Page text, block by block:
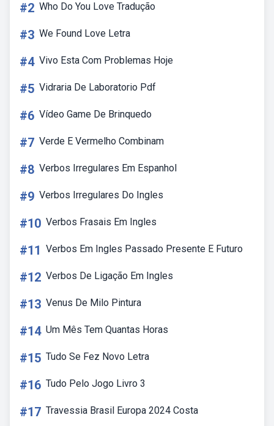
#2 Who Do You Love Tradução
#3 We Found Love Letra
#4 Vivo Esta Com Problemas Hoje
#5 Vidraria De Laboratorio Pdf
#6 Vídeo Game De Brinquedo
#7 Verde E Vermelho Combinam
#8 Verbos Irregulares Em Espanhol
#9 Verbos Irregulares Do Ingles
#10 Verbos Frasais Em Ingles
#11 Verbos Em Ingles Passado Presente E Futuro
#12 Verbos De Ligação Em Ingles
#13 Venus De Milo Pintura
#14 Um Mês Tem Quantas Horas
#15 Tudo Se Fez Novo Letra
#16 Tudo Pelo Jogo Livro 3
#17 Travessia Brasil Europa 2024 Costa